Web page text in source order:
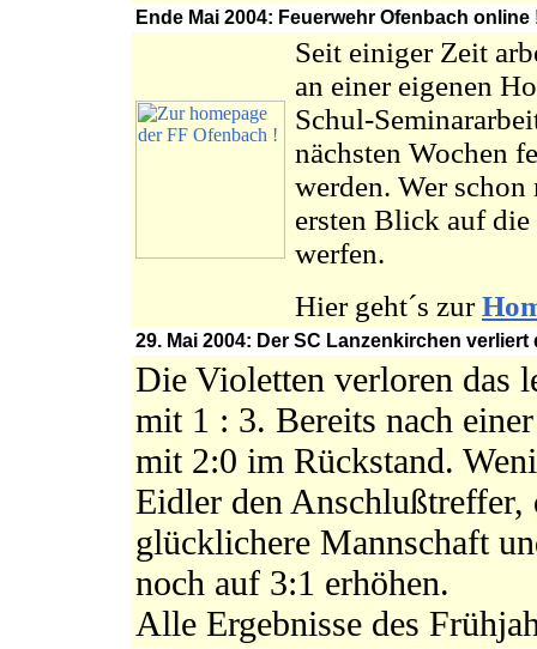
Ende Mai 2004: Feuerwehr Ofenbach online
Seit einiger Zeit
an einer eigenen
Schul-
nächsten Wochen
werden. Wer
ersten Blick auf
werfen.
Hier geht´s zur
29. Mai 2004: Der SC Lanzenkirchen
Die Violetten verloren das
mit 1 : 3. Bereits nach
mit 2:0 im Rückstand.
Eidler den Anschlußtreffer,
glücklichere Mannschaft
noch auf 3:1 erhöhen.
Alle Ergebnisse des